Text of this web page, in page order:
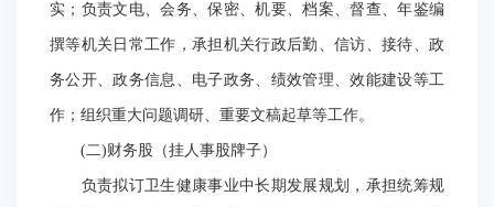
实；负责文电、会务、保密、机要、档案、督查、年鉴编
撰等机关日常工作，承担机关行政后勤、信访、接待、政
务公开、政务信息、电子政务、绩效管理、效能建设等工
作；组织重大问题调研、重要文稿起草等工作。
(二)财务股（挂人事股牌子）
负责拟订卫生健康事业中长期发展规划，承担统筹规